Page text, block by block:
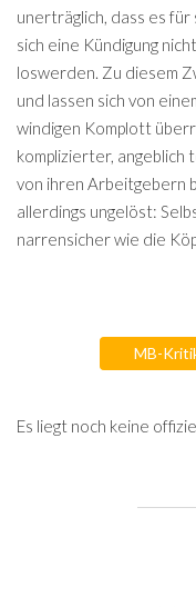
unerträglich, dass es
sich eine Kündigung
loswerden. Zu diesem
und lassen sich von
windigen Komplott
komplizierter, angeblich
von ihren Arbeitgebern
allerdings ungelöst:
narrensicher wie die
MB-
Es liegt noch keine